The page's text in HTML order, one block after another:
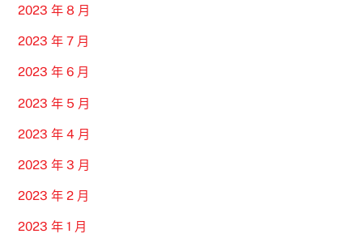
2023 年 8 月
2023 年 7 月
2023 年 6 月
2023 年 5 月
2023 年 4 月
2023 年 3 月
2023 年 2 月
2023 年 1 月